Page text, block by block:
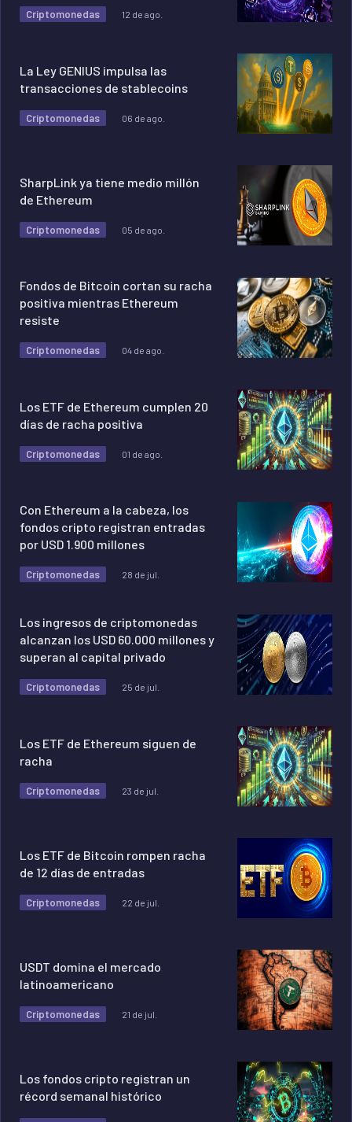
Criptomonedas 12 de ago.
La Ley GENIUS impulsa las
transacciones de stablecoins
Criptomonedas 06 de ago.
SharpLink ya tiene medio millón
de Ethereum
Criptomonedas 05 de ago.
Fondos de Bitcoin cortan su racha
positiva mientras Ethereum
resiste
Criptomonedas 04 de ago.
Los ETF de Ethereum cumplen 20
días de racha positiva
Criptomonedas 01 de ago.
Con Ethereum a la cabeza, los
fondos cripto registran entradas
por USD 1.900 millones
Criptomonedas 28 de jul.
Los ingresos de criptomonedas
alcanzan los USD 60.000 millones y
superan al capital privado
Criptomonedas 25 de jul.
Los ETF de Ethereum siguen de
racha
Criptomonedas 23 de jul.
Los ETF de Bitcoin rompen racha
de 12 días de entradas
Criptomonedas 22 de jul.
USDT domina el mercado
latinoamericano
Criptomonedas 21 de jul.
Los fondos cripto registran un
récord semanal histórico